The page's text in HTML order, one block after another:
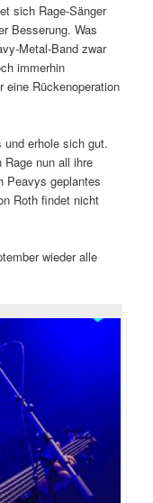
sich Rage-Sänger
Besserung. Was
Metal-Band zwar
immerhin
eine Rückenoperation
erhole sich gut.
Rage nun all ihre
Peavys geplantes
Roth findet nicht
wieder alle